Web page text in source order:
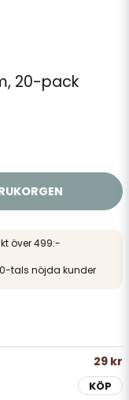
20-pack
över 499:-
tals nöjda kunder
29 kr
KÖP